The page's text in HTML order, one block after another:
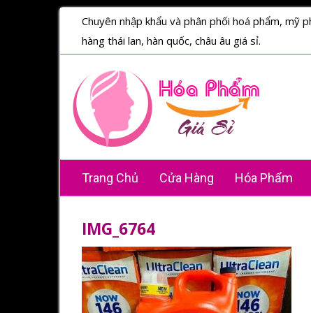
Chuyên nhập khẩu và phân phối hoá phẩm, mỹ
hàng thái lan, hàn quốc, châu âu giá sỉ.
Trang Chủ Cửa Hàng Hóa Phẩm
IMG_6764